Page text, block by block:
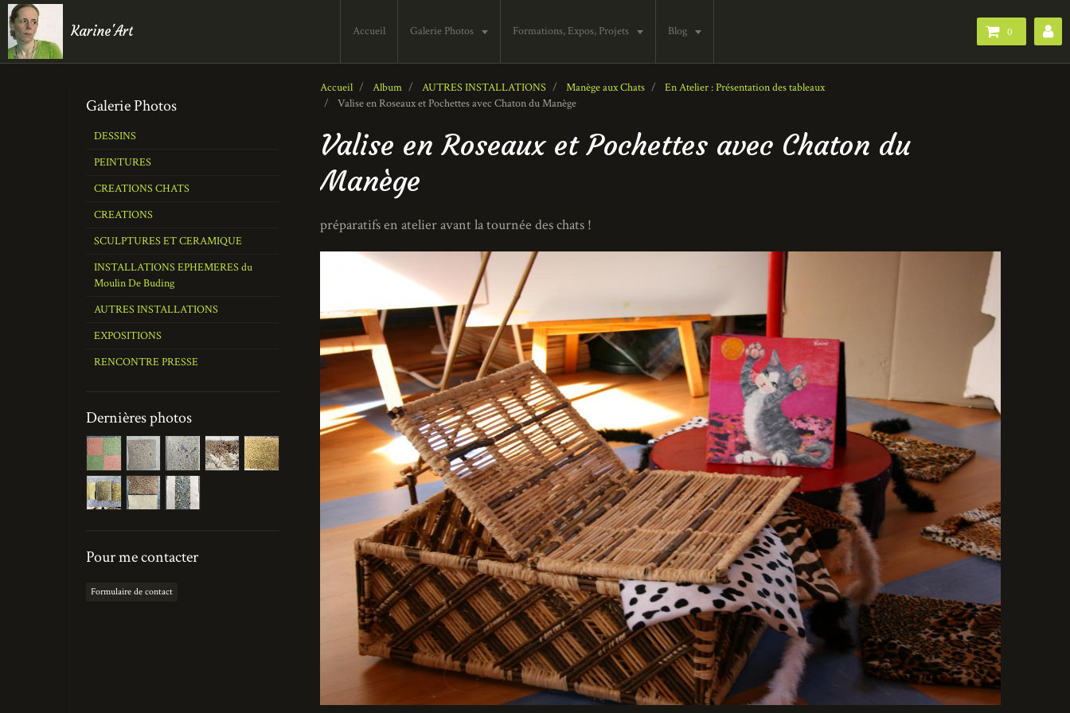
Karine'Art Accueil Galerie Photos Formations, Expos, Projets Blog 0
Accueil Album AUTRES INSTALLATIONS Manège aux Chats
En Atelier : Présentation des tableaux
Valise en Roseaux et Pochettes avec Chaton du Manège
Valise en Roseaux et Pochettes avec Chaton du
Manège
préparatifs en atelier avant la tournée des chats !
Galerie Photos
DESSINS
PEINTURES
CREATIONS CHATS
CREATIONS
SCULPTURES ET CERAMIQUE
INSTALLATIONS EPHEMERES du
Moulin De Buding
AUTRES INSTALLATIONS
EXPOSITIONS
RENCONTRE PRESSE
Dernières photos
Pour me contacter
Formulaire de contact